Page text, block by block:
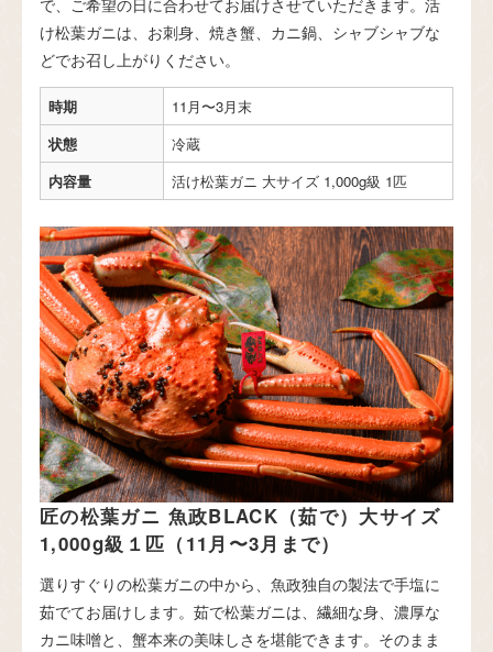
で、ご希望の日に合わせてお届けさせていただきます。活
け松葉ガニは、お刺身、焼き蟹、カニ鍋、シャブシャブな
どでお召し上がりください。
時期
11月〜3月末
状態
冷蔵
内容量
活け松葉ガニ 大サイズ 1,000g級 1匹
匠の松葉ガニ 魚政BLACK（茹で）大サイズ
1,000g級１匹（11月〜3月まで）
選りすぐりの松葉ガニの中から、魚政独自の製法で手塩に
茹でてお届けします。茹で松葉ガニは、繊細な身、濃厚な
カニ味噌と、蟹本来の美味しさを堪能できます。そのまま